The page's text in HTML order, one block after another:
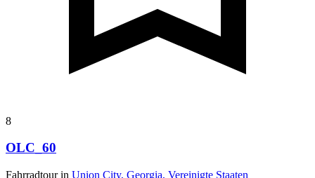
8
OLC_60
Fahrradtour in Union City, Georgia, Vereinigte Staaten